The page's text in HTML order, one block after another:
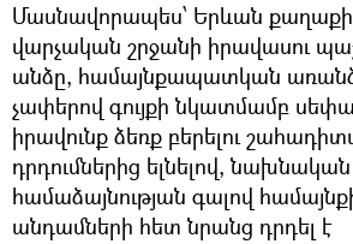
Մասնավորապես՝ Երևան
վարչական շրջանի իրավասու
անձը, համայնքապատկան
չափերով գույքի նկատմամբ
իրավունք ձեռք բերելու
դրդումներից ելնելով, նախնական
համաձայնության գալով
անդամների հետ նրանց դրդել է